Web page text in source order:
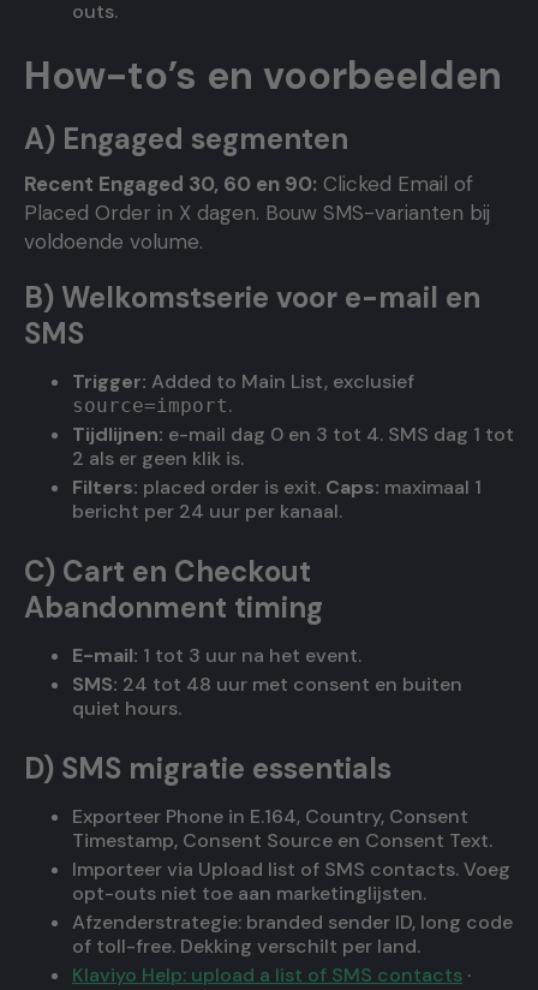
outs.
How-to’s en voorbeelden
A) Engaged segmenten
Recent Engaged 30, 60 en 90: Clicked Email of
Placed Order in X dagen. Bouw SMS-varianten bij
voldoende volume.
B) Welkomstserie voor e-mail en
SMS
Trigger: Added to Main List, exclusief
source=import.
Tijdlijnen: e-mail dag 0 en 3 tot 4. SMS dag 1 tot
2 als er geen klik is.
Filters: placed order is exit. Caps: maximaal 1
bericht per 24 uur per kanaal.
C) Cart en Checkout
Abandonment timing
E-mail: 1 tot 3 uur na het event.
SMS: 24 tot 48 uur met consent en buiten
quiet hours.
D) SMS migratie essentials
Exporteer Phone in E.164, Country, Consent
Timestamp, Consent Source en Consent Text.
Importeer via Upload list of SMS contacts. Voeg
opt-outs niet toe aan marketinglijsten.
Afzenderstrategie: branded sender ID, long code
of toll-free. Dekking verschilt per land.
Klaviyo Help: upload a list of SMS contacts ·